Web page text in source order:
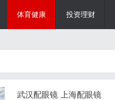
体育健康 投资理财
武汉配眼镜 上海配眼镜